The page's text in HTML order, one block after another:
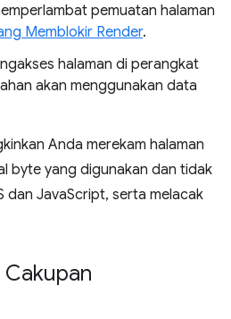
pemuatan halaman
Memblokir Render.
halaman di perangkat
akan menggunakan data
Anda merekam halaman
byte yang digunakan dan tidak
dan JavaScript, serta melacak